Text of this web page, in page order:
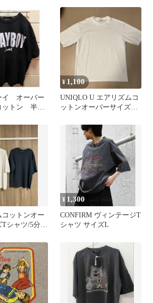
イ オーバー
ットン 半
M
¥ 1,100
UNIQLO U エアリズムコ
ットンオーバーサイズT
コットンオー
Tシャツ/5分
¥1,300
CONFIRM ヴィンテージT
シャツ サイズL